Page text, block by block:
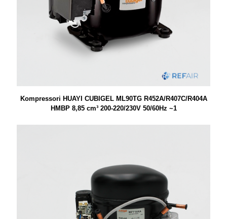
Kompressori HUAYI CUBIGEL ML90TG R452A/R407C/R404A
HMBP 8,85 cm³ 200-220/230V 50/60Hz ~1